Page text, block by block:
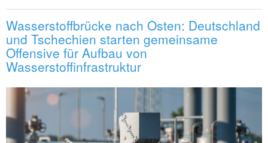
Wasserstoffbrücke nach Osten: Deutschland
und Tschechien starten gemeinsame
Offensive für Aufbau von
Wasserstoffinfrastruktur